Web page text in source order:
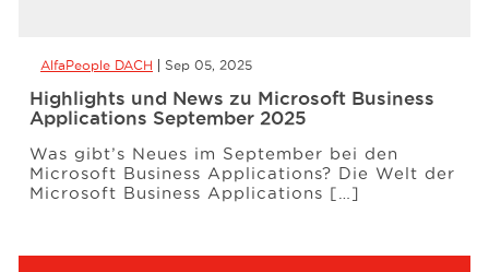
AlfaPeople DACH Sep 05, 2025
Highlights und News zu Microsoft Business
Applications September 2025
Was gibt’s Neues im September bei den
Microsoft Business Applications? Die Welt der
Microsoft Business Applications […]